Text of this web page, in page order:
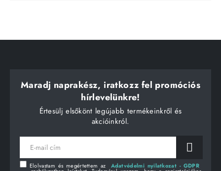
Maradj naprakész, iratkozz fel promóciós
hírlevelünkre!
Értesülj elsőkönt legújabb termékeinkről és
akcióinkról.
E-
mail
Elolvastam és megértettem az Adatvédelmi nyilatkozat - GDPR